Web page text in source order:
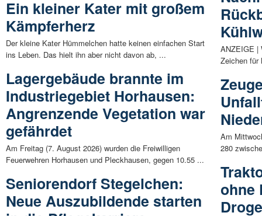
Ein kleiner Kater mit großem
Kämpferherz
Der kleine Kater Hümmelchen hatte keinen einfachen Start
ins Leben. Das hielt ihn aber nicht davon ab, ...
Lagergebäude brannte im
Industriegebiet Horhausen:
Angrenzende Vegetation war
gefährdet
Am Freitag (7. August 2026) wurden die Freiwilligen
Feuerwehren Horhausen und Pleckhausen, gegen 10.55 ...
Seniorendorf Stegelchen:
Neue Auszubildende starten
ANZEIGE |
Zeichen für
Am
280
ohne